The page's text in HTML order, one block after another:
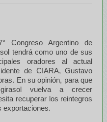
Congreso Argentino de
tendrá como uno de sus
oradores al actual
de CIARA, Gustavo
En su opinión, para que
vuelva a crecer
recuperar los reintegros
exportaciones.